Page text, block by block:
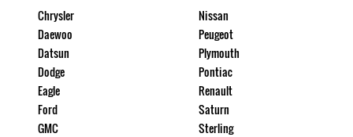
Chrysler
Daewoo
Datsun
Dodge
Eagle
Ford
GMC
Nissan
Peugeot
Plymouth
Pontiac
Renault
Saturn
Sterling